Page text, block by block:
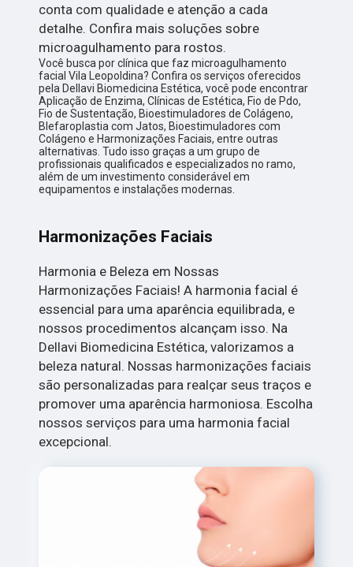
conta com qualidade e atenção a cada
detalhe. Confira mais soluções sobre
microagulhamento para rostos.
Você busca por clínica que faz microagulhamento
facial Vila Leopoldina? Confira os serviços oferecidos
pela Dellavi Biomedicina Estética, você pode encontrar
Aplicação de Enzima, Clínicas de Estética, Fio de Pdo,
Fio de Sustentação, Bioestimuladores de Colágeno,
Blefaroplastia com Jatos, Bioestimuladores com
Colágeno e Harmonizações Faciais, entre outras
alternativas. Tudo isso graças a um grupo de
profissionais qualificados e especializados no ramo,
além de um investimento considerável em
equipamentos e instalações modernas.
Harmonizações Faciais
Harmonia e Beleza em Nossas
Harmonizações Faciais! A harmonia facial é
essencial para uma aparência equilibrada, e
nossos procedimentos alcançam isso. Na
Dellavi Biomedicina Estética, valorizamos a
beleza natural. Nossas harmonizações faciais
são personalizadas para realçar seus traços e
promover uma aparência harmoniosa. Escolha
nossos serviços para uma harmonia facial
excepcional.